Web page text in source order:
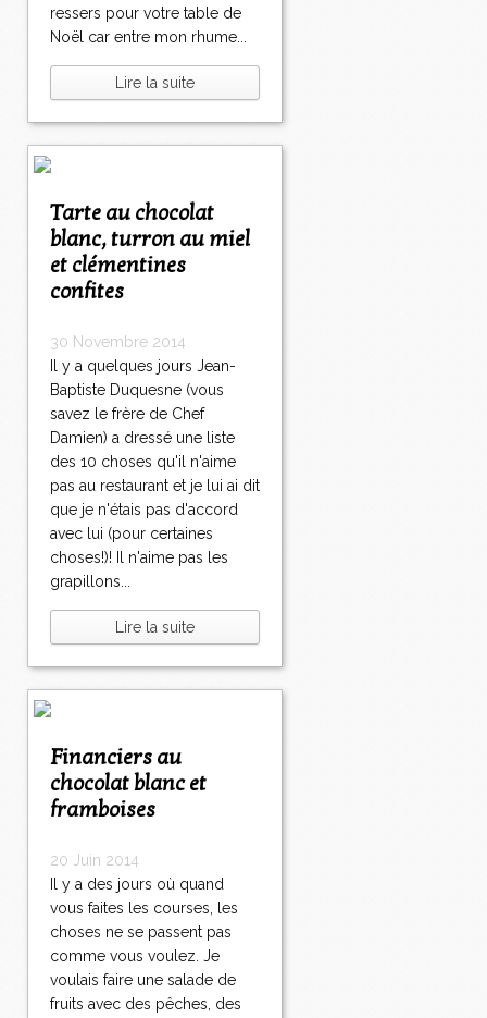
ressers pour votre table de
Noël car entre mon rhume...
Lire la suite
Tarte au chocolat
blanc, turron au miel
et clémentines
confites
30 Novembre 2014
Il y a quelques jours Jean-
Baptiste Duquesne (vous
savez le frère de Chef
Damien) a dressé une liste
des 10 choses qu'il n'aime
pas au restaurant et je lui ai dit
que je n'étais pas d'accord
avec lui (pour certaines
choses!)! Il n'aime pas les
grapillons...
Lire la suite
Financiers au
chocolat blanc et
framboises
20 Juin 2014
Il y a des jours où quand
vous faites les courses, les
choses ne se passent pas
comme vous voulez. Je
voulais faire une salade de
fruits avec des pêches, des